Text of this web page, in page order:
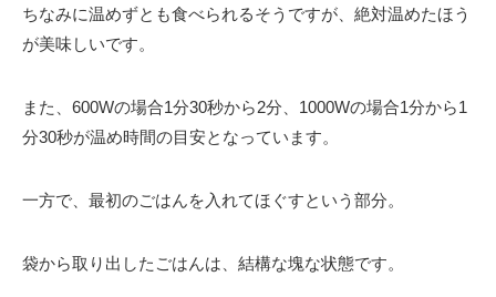
ちなみに温めずとも食べられるそうですが、絶対温めたほう
が美味しいです。
また、600Wの場合1分30秒から2分、1000Wの場合1分から1
分30秒が温め時間の目安となっています。
一方で、最初のごはんを入れてほぐすという部分。
袋から取り出したごはんは、結構な塊な状態です。